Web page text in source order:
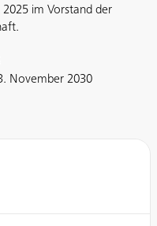
2025 im Vorstand der
November 2030